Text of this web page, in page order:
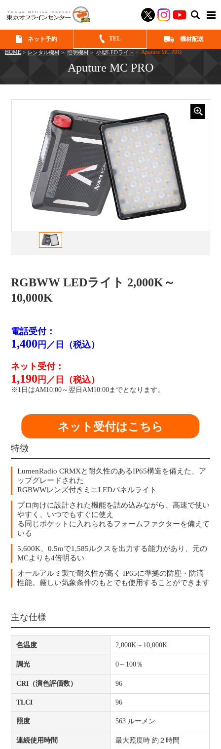
ネット予約 TEL 機材配送
HOME > レンタル機材 > 照明機材 > 小型LEDライト > Aputure MC PRO
Aputure MC PRO
RGBWW LEDライト 2,000K～
10,000K
電話受付：
1,400 円／日（税込）
ネット受付：
1,190 円／日（税込）
※1日はAM10:00～翌日AM10:00までとなります。
ネット受付はこちら
特徴
LumenRadio CRMXと耐久性のあるIP65構造を備えた、ア
ップグレードされた
RGBWWレンズ付きミニLEDパネルライト
プロ向けに設計された機能を詰め込みながら、高速で使い
やすく、いつでもすぐに使え
る同じポケットに入れられるフォームファクターを備えて
いる
5,600K、0.5mで1,585ルクスを出力する能力があり、元の
MCよりも4倍明るい
オールアルミ製で耐久性が高く IP65に準拠の防塵・防滴
性能。厳しい気象条件のもとでも使用することができます
主な仕様
色温度 2,000K～10,000K
調光 0～100％
CRI（演色評価数） 96
TLCI 96
照度 563 ルーメン
連続使用時間 最大照度時 約２時間